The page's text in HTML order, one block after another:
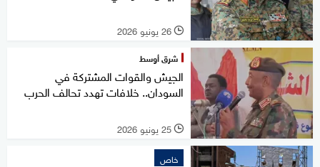
l 26 يونيو 2026
شرق أوسط
الجيش والقوات المشتركة في
السودان.. خلافات تهدد تحالف الحرب
l 25 يونيو 2026
خاص